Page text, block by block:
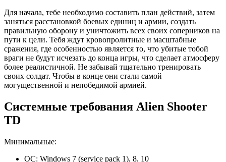
Для начала, тебе необходимо составить план действий, затем
заняться расстановкой боевых единиц и армии, создать
правильную оборону и уничтожить всех своих соперников на
пути к цели. Тебя ждут кровопролитные и масштабные
сражения, где особенностью является то, что убитые тобой
враги не будут исчезать до конца игры, что сделает атмосферу
более реалистичной. Не забывай тщательно тренировать
своих солдат. Чтобы в конце они стали самой
могущественной и непобедимой армией.
Системные требования Alien Shooter
TD
Минимальные:
ОС: Windows 7 (service pack 1), 8, 10